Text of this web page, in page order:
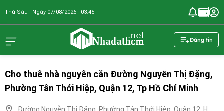
Thứ Sáu - Ngày 07/08/2026 - 03:45
Đăng tin
Cho thuê nhà nguyên căn Đường Nguyễn Thị Đặng,
Phường Tân Thới Hiệp, Quận 12, Tp Hồ Chí Minh